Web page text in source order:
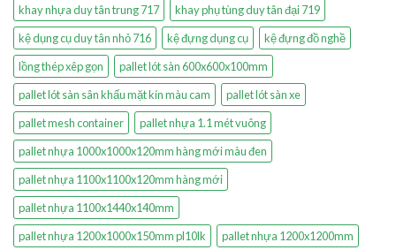
khay nhựa duy tân trung 717
khay phụ tùng duy tân đại 719
kệ dụng cụ duy tân nhỏ 716
kệ đựng dụng cụ
kệ đựng đồ nghề
lồng thép xêp gọn
pallet lót sàn 600x600x100mm
pallet lót sàn sân khấu mặt kín màu cam
pallet lót sàn xe
pallet mesh container
pallet nhựa 1.1 mét vuông
pallet nhựa 1000x1000x120mm hàng mới màu đen
pallet nhựa 1100x1100x120mm hàng mới
pallet nhựa 1100x1440x140mm
pallet nhựa 1200x1000x150mm pl10lk
pallet nhựa 1200x1200mm